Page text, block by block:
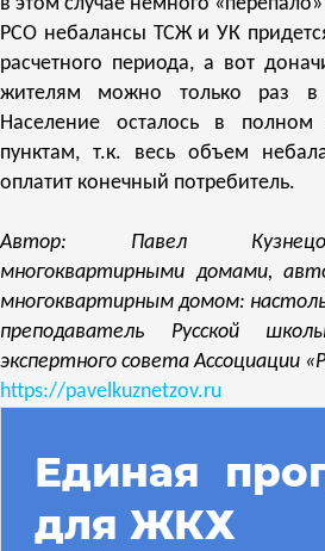
РСО небалансы ТСЖ и УК
расчетного периода, а вот
жителям можно только раз
Население осталось в
пунктам, т.к. весь объем
оплатит конечный потребитель.
Автор: Павел
многоквартирными домами,
многоквартирным домом:
преподаватель Русской
экспертного совета Ассоциации
https://pavelkuznetzov.ru
Единая
для ЖКХ